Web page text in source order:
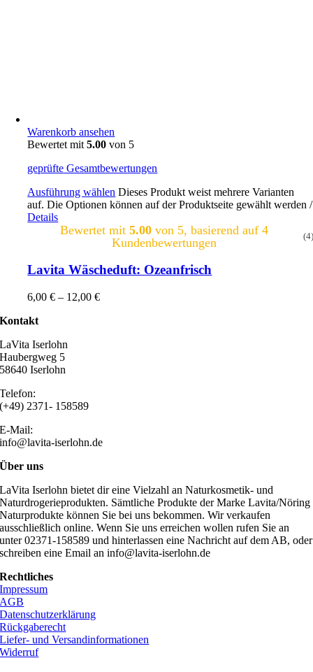
Warenkorb ansehen
Bewertet mit5.00 von 5
geprüfte Gesamtbewertungen
Ausführung wählen Dieses Produkt weist mehrere Varianten
auf. Die Optionen können auf der Produktseite gewählt werden/
Details
Bewertet mit 5.00von 5, basierend auf 4
Kundenbewertungen
(4)
Lavita Wäscheduft: Ozeanfrisch
6,00€ – 12,00€
Kontakt
LaVita Iserlohn
Haubergweg 5
58640 Iserlohn
Telefon:
(+49) 2371- 158589
E-Mail:
info@lavita-iserlohn.de
Über uns
LaVita Iserlohn bietet dir eine Vielzahl an Naturkosmetik- und
Naturdrogerieprodukten. Sämtliche Produkte der Marke Lavita/Nöring
Naturprodukte können Sie bei uns bekommen. Wir verkaufen
ausschließlich online. Wenn Sie uns erreichen wollen rufen Sie an
unter 02371-158589 und hinterlassen eine Nachricht auf dem AB, oder
schreiben eine Email an info@lavita-iserlohn.de
Rechtliches
Impressum
AGB
Datenschutzerklärung
Rückgaberecht
Liefer- und Versandinformationen
Widerruf